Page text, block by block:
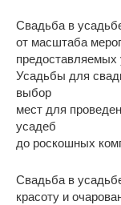
Свадьба в
от масштаба
предоставляемых
Усадьбы для
выбор
мест для
усадеб
до роскошных
Свадьба в
красоту и